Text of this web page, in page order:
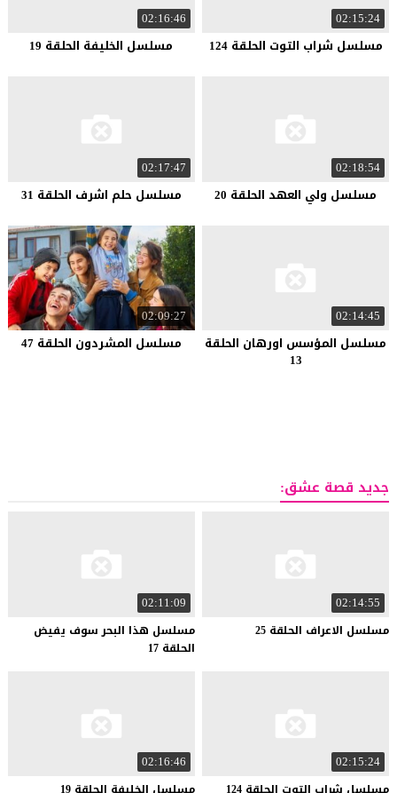
02:15:24
مسلسل شراب التوت الحلقة 124
02:16:46
مسلسل الخليفة الحلقة 19
02:18:54
مسلسل ولي العهد الحلقة 20
02:17:47
مسلسل حلم اشرف الحلقة 31
02:14:45
مسلسل المؤسس اورهان الحلقة
13
02:09:27
مسلسل المشردون الحلقة 47
جديد قصة عشق:
02:14:55
مسلسل الاعراف الحلقة 25
02:11:09
مسلسل هذا البحر سوف يفيض
الحلقة 17
02:15:24
02:16:46